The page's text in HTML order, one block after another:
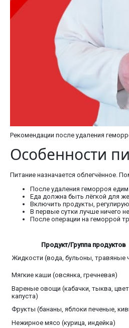
Рекомендации после удаления
Особенности
Питание назначается облегчённое.
После удаления геморроя
Еда должна быть лёгкой для
Включить продукты,
В первые сутки лучше ничего
После операции на геморрой
Продукт/Группа продуктов
Жидкости (вода, бульоны, травяные
Мягкие каши (овсянка, гречневая)
Вареные овощи (кабачки, тыква,
капуста)
Фрукты (бананы, яблоки печеные,
Нежирное мясо (курица, индейка)